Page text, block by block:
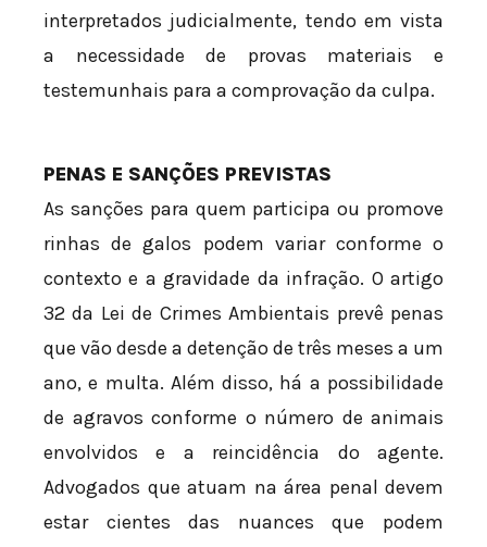
interpretados judicialmente, tendo em vista
a necessidade de provas materiais e
testemunhais para a comprovação da culpa.
PENAS E SANÇÕES PREVISTAS
As sanções para quem participa ou promove
rinhas de galos podem variar conforme o
contexto e a gravidade da infração. O artigo
32 da Lei de Crimes Ambientais prevê penas
que vão desde a detenção de três meses a um
ano, e multa. Além disso, há a possibilidade
de agravos conforme o número de animais
envolvidos e a reincidência do agente.
Advogados que atuam na área penal devem
estar cientes das nuances que podem